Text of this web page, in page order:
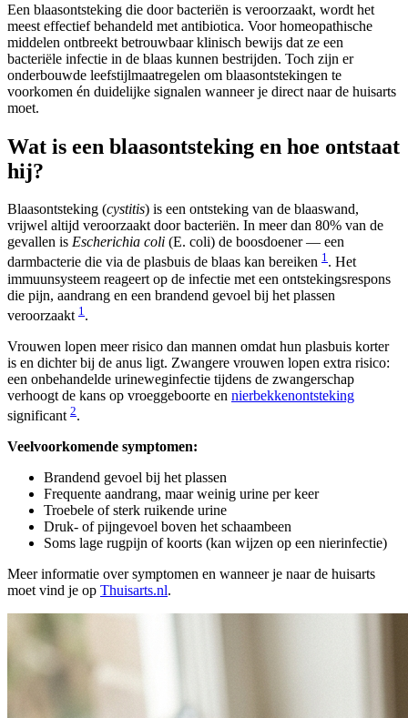
Een blaasontsteking die door bacteriën is veroorzaakt, wordt het
meest effectief behandeld met antibiotica. Voor homeopathische
middelen ontbreekt betrouwbaar klinisch bewijs dat ze een
bacteriële infectie in de blaas kunnen bestrijden. Toch zijn er
onderbouwde leefstijlmaatregelen om blaasontstekingen te
voorkomen én duidelijke signalen wanneer je direct naar de huisarts
moet.
Wat is een blaasontsteking en hoe ontstaat
hij?
Blaasontsteking (cystitis) is een ontsteking van de blaaswand,
vrijwel altijd veroorzaakt door bacteriën. In meer dan 80% van de
gevallen is Escherichia coli (E. coli) de boosdoener — een
darmbacterie die via de plasbuis de blaas kan bereiken 1. Het
immuunsysteem reageert op de infectie met een ontstekingsrespons
die pijn, aandrang en een brandend gevoel bij het plassen
veroorzaakt 1 .
Vrouwen lopen meer risico dan mannen omdat hun plasbuis korter
is en dichter bij de anus ligt. Zwangere vrouwen lopen extra risico:
een onbehandelde urineweginfectie tijdens de zwangerschap
verhoogt de kans op vroeggeboorte en nierbekkenontsteking
significant 2.
Veelvoorkomende symptomen:
Brandend gevoel bij het plassen
Frequente aandrang, maar weinig urine per keer
Troebele of sterk ruikende urine
Druk- of pijngevoel boven het schaambeen
Soms lage rugpijn of koorts (kan wijzen op een nierinfectie)
Meer informatie over symptomen en wanneer je naar de huisarts
moet vind je op Thuisarts.nl.